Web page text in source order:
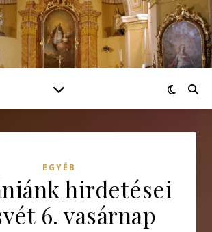
EGYÉB
hirdetései
6. vasárnap